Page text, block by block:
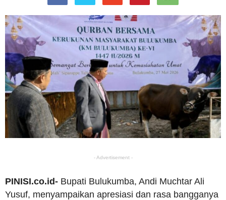
- Advertisement -
PINISI.co.id- Bupati Bulukumba, Andi Muchtar Ali
Yusuf, menyampaikan apresiasi dan rasa bangganya